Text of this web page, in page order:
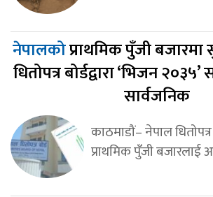
नेपालकोप्राथमिक पुँजी
धितोपत्र बोर्डद्वारा ‘भिजन
सार्वजनिक
काठमाडौं– नेपाल
प्राथमिक पुँजी बजारलाई